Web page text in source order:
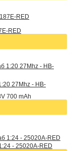
RED
27Mhz - HB-
700 mAh
- 25020A-RED